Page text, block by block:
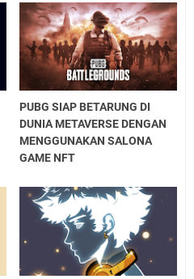
PUBG SIAP BETARUNG DI
DUNIA METAVERSE DENGAN
MENGGUNAKAN SALONA
GAME NFT